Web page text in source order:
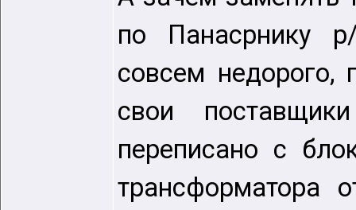
по Панасрнику
совсем недорого,
свои
переписано с
трансформатора